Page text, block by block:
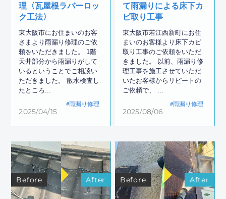
理〈瓦屋根ラバーロッ
ク工法〉
東大阪市にお住まいのお客
さまより雨漏り修理のご依
頼をいただきました。 1階
天井部分から雨漏りがして
いるということでご相談い
ただきました。 散水検査し
たところ...
2025/04/15
雨漏り修理
て雨漏りによる床下カ
ビ取り工事
東大阪市若江西新町にお住
まいのお客様より床下カビ
取り工事のご依頼をいただ
きました。 以前、雨漏り修
理工事を施工させていただ
いたお客様からリピートの
ご依頼で、 ...
2025/08/06
雨漏り修理
Before After Before After